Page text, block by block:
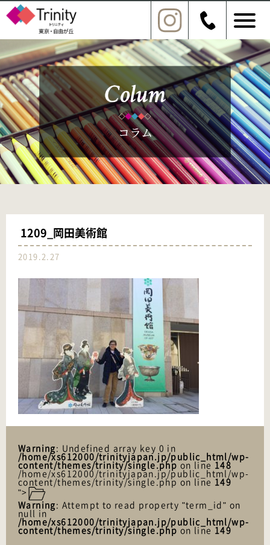
1209_岡田美術館
2019.2.27
Warning: Undefined array key 0 in
/home/xs612000/trinityjapan.jp/public_html/wp-
content/themes/trinity/single.phpon line148
/home/xs612000/trinityjapan.jp/public_html/wp-
content/themes/trinity/single.php on line149
">
Warning: Attempt to read property "term_id" on
null in
/home/xs612000/trinityjapan.jp/public_html/wp-
content/themes/trinity/single.phpon line149